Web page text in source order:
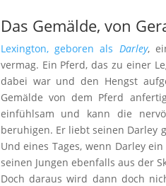
Das Gemälde, von
Lexington, geboren als Darley,
vermag. Ein Pferd, das zu einer
dabei war und den Hengst
Gemälde von dem Pferd
einfühlsam und kann die
beruhigen. Er liebt seinen Darley
Und eines Tages, wenn Darley
seinen Jungen ebenfalls aus der
Doch daraus wird dann doch